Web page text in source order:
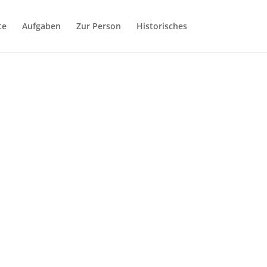
Aufgaben Zur Person Historisches